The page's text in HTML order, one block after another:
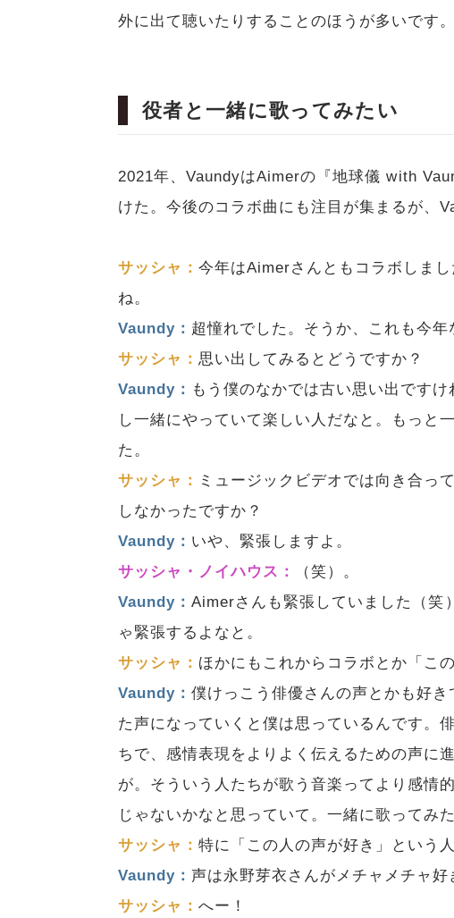
外に出て聴いたりすることのほうが多いです。
役者と一緒に歌ってみたい
2021年、VaundyはAimerの『地球儀 with
けた。今後のコラボ曲にも注目が集まるが、
サッシャ：今年はAimerさんともコラボしま
ね。
Vaundy： 超憧れでした。そうか、これも今
サッシャ：思い出してみるとどうですか？
Vaundy： もう僕のなかでは古い思い出です
し一緒にやっていて楽しい人だなと。もっと
た。
サッシャ： ミュージックビデオでは向き合っ
しなかったですか？
Vaundy： いや、緊張しますよ。
サッシャ・ノイハウス：
（笑）。
Vaundy：Aimerさんも緊張していました（笑
ゃ緊張するよなと。
サッシャ： ほかにもこれからコラボとか「こ
Vaundy：僕けっこう俳優さんの声とかも好
た声になっていくと僕は思っているんです。
ちで、感情表現をよりよく伝えるための声に
が。そういう人たちが歌う音楽ってより感情
じゃないかなと思っていて。一緒に歌ってみ
サッシャ：特に「この人の声が好き」という
Vaundy：声は永野芽衣さんがメチャメチャ好
サッシャ：へー！